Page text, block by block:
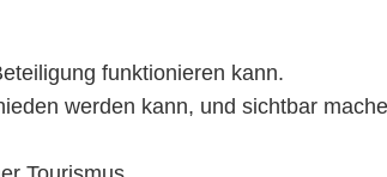
funktionieren kann.
werden kann, und sichtbar